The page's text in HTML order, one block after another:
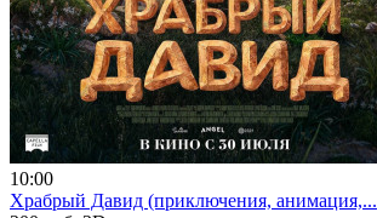
10:00
Храбрый Давид (приключения, анимация,...